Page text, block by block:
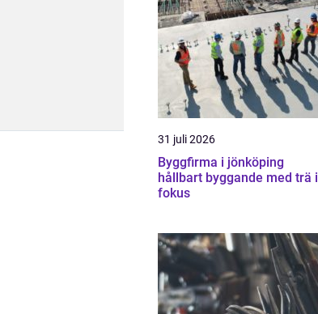
31 juli 2026
Byggfirma i jönköping
hållbart byggande med trä i
fokus